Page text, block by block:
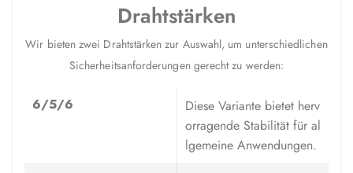
Drahtstärken
Wir bieten zwei Drahtstärken zur Auswahl, um unterschiedlichen
Sicherheitsanforderungen gerecht zu werden:
6/5/6
Diese Variante bietet herv
orragende Stabilität für al
lgemeine Anwendungen.